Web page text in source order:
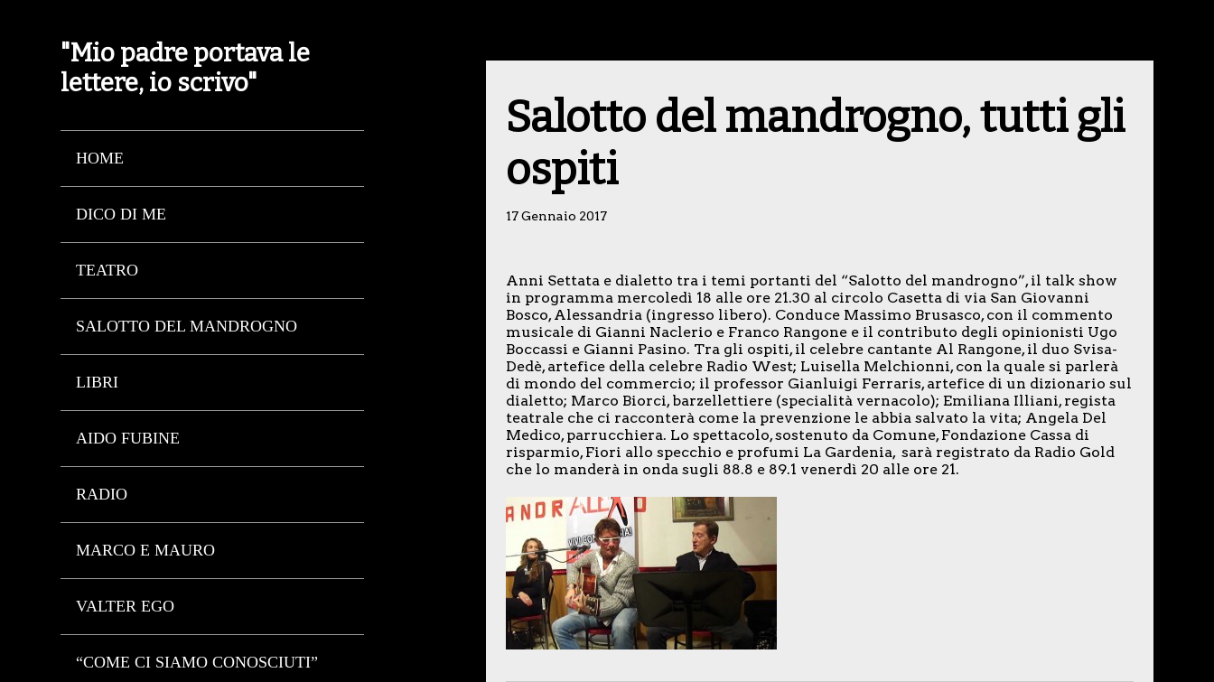
"Mio padre portava le
lettere, io scrivo"
HOME
DICO DI ME
TEATRO
SALOTTO DEL MANDROGNO
LIBRI
AIDO FUBINE
RADIO
MARCO E MAURO
VALTER EGO
“COME CI SIAMO CONOSCIUTI”
Salotto del mandrogno, tutti gli
ospiti
17 Gennaio 2017
Anni Settata e dialetto tra i temi portanti del “Salotto del mandrogno”, il talk show
in programma mercoledì 18 alle ore 21.30 al circolo Casetta di via San Giovanni
Bosco, Alessandria (ingresso libero). Conduce Massimo Brusasco, con il commento
musicale di Gianni Naclerio e Franco Rangone e il contributo degli opinionisti Ugo
Boccassi e Gianni Pasino. Tra gli ospiti, il celebre cantante Al Rangone, il duo Svisa-
Dedè, artefice della celebre Radio West; Luisella Melchionni, con la quale si parlerà
di mondo del commercio; il professor Gianluigi Ferraris, artefice di un dizionario sul
dialetto; Marco Biorci, barzellettiere (specialità vernacolo); Emiliana Illiani, regista
teatrale che ci racconterà come la prevenzione le abbia salvato la vita; Angela Del
Medico, parrucchiera. Lo spettacolo, sostenuto da Comune, Fondazione Cassa di
risparmio, Fiori allo specchio e profumi La Gardenia, sarà registrato da Radio Gold
che lo manderà in onda sugli 88.8 e 89.1 venerdì 20 alle ore 21.